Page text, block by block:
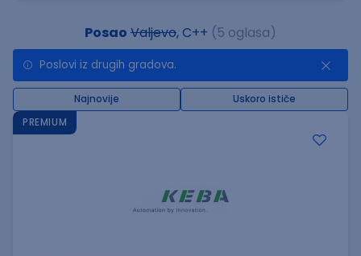
Posao Valjevo, C++ (5 oglasa)
Poslovi iz drugih gradova.
Najnovije
Uskoro ističe
PREMIUM